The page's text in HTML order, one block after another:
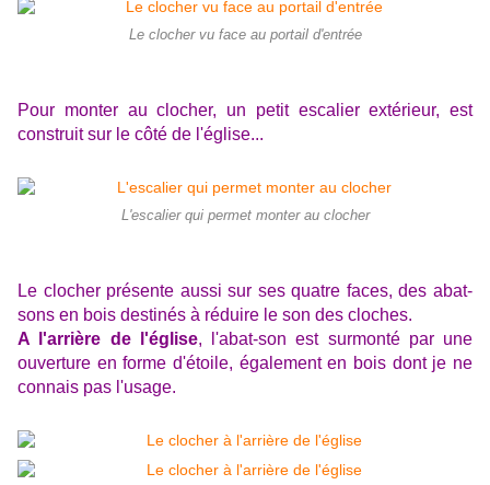
Le clocher vu face au portail d'entrée
Pour monter au clocher, un petit escalier extérieur, est
construit sur le côté de l'église...
L'escalier qui permet monter au clocher
Le clocher présente aussi sur ses quatre faces, des abat-
sons en bois destinés à réduire le son des cloches.
A l'arrière de l'église, l'abat-son est surmonté par une
ouverture en forme d'étoile, également en bois dont je ne
connais pas l'usage.